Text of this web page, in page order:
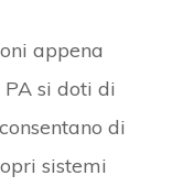
appena
si doti di
di
sistemi